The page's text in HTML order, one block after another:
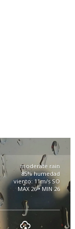
moderate rain
85% humedad
viento: 11m/s SO
MAX 26 • MIN 26